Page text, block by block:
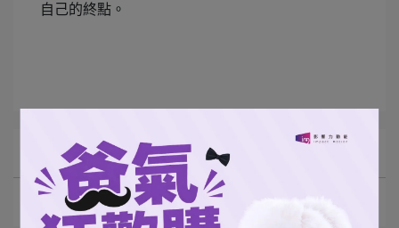
自己的終點。
所有文章主題
最新動態